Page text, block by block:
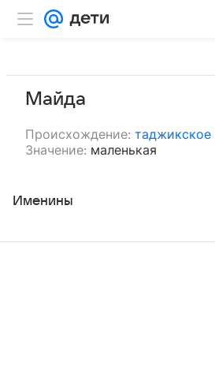
Майда
Происхождение: таджикское
Значение: маленькая
Именины